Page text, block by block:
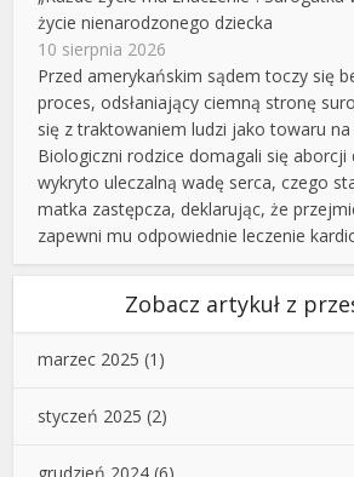
życie nienarodzonego dziecka
10 sierpnia 2026
Przed amerykańskim sądem toczy się
proces, odsłaniający ciemną stronę
się z traktowaniem ludzi jako towaru
Biologiczni rodzice domagali się aborcji
wykryto uleczalną wadę serca, czego
matka zastępcza, deklarując, że
zapewni mu odpowiednie leczenie
Zobacz artykuł z
marzec 2025 (1)
styczeń 2025 (2)